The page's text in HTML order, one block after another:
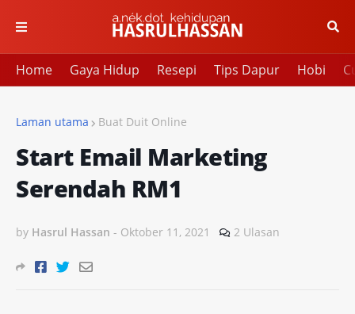
Home Gaya Hidup Resepi Tips Dapur Hobi
Laman utama Buat Duit Online
Start Email Marketing
Serendah RM1
by Hasrul Hassan - Oktober 11, 2021 2 Ulasan